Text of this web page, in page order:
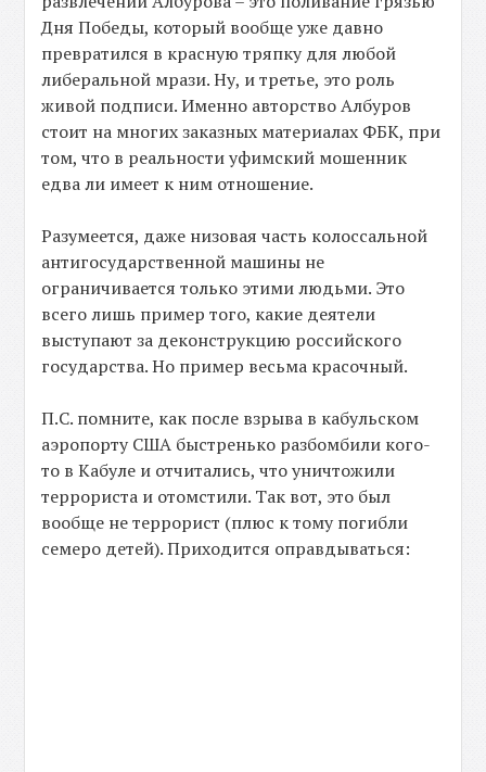
Дня Победы, который вообще уже давно
превратился в красную тряпку для любой
либеральной мрази. Ну, и третье, это роль
живой подписи. Именно авторство Албуров
стоит на многих заказных материалах ФБК, при
том, что в реальности уфимский мошенник
едва ли имеет к ним отношение.
Разумеется, даже низовая часть колоссальной
антигосударственной машины не
ограничивается только этими людьми. Это
всего лишь пример того, какие деятели
выступают за деконструкцию российского
государства. Но пример весьма красочный.
П.С. помните, как после взрыва в кабульском
аэропорту США быстренько разбомбили кого-
то в Кабуле и отчитались, что уничтожили
террориста и отомстили. Так вот, это был
вообще не террорист (плюс к тому погибли
семеро детей). Приходится оправдываться: